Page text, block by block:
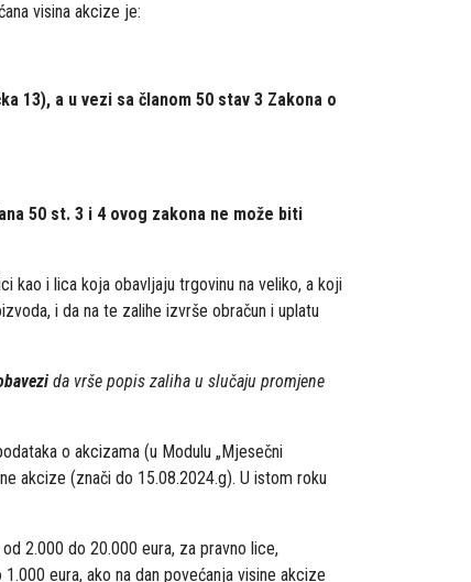
visina akcize je:
13), a u vezi sa članom 50 stav 3 Zakona o
50 st. 3 i 4 ovog zakona ne može biti
kao i lica koja obavljaju trgovinu na veliko, a koji
i da na te zalihe izvrše obračun i uplatu
da vrše popis zaliha u slučaju promjene
o akcizama (u Modulu „Mjesečni
akcize (znači do 15.08.2024.g). U istom roku
2.000 do 20.000 eura, za pravno lice,
eura, ako na dan povećanja visine akcize